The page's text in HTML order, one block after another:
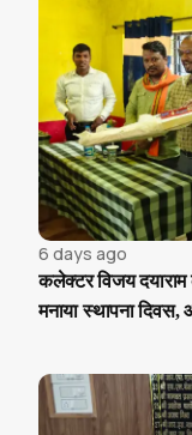
6 days ago
कलेक्टर विजय
मनाया स्थापना दिवस,